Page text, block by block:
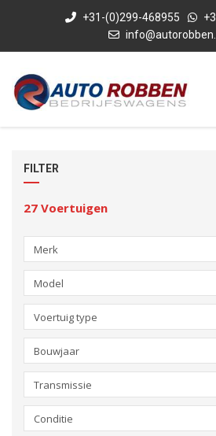
+31-(0)299-468955
FILTER
27 Voertuigen
Merk
Model
Voertuig type
Bouwjaar
Transmissie
Conditie